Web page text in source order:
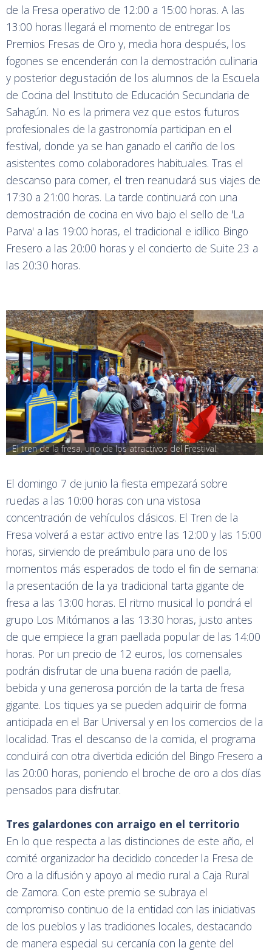
de la Fresa operativo de 12:00 a 15:00 horas. A las
13:00 horas llegará el momento de entregar los
Premios Fresas de Oro y, media hora después, los
fogones se encenderán con la demostración culinaria
y posterior degustación de los alumnos de la Escuela
de Cocina del Instituto de Educación Secundaria de
Sahagún. No es la primera vez que estos futuros
profesionales de la gastronomía participan en el
festival, donde ya se han ganado el cariño de los
asistentes como colaboradores habituales. Tras el
descanso para comer, el tren reanudará sus viajes de
17:30 a 21:00 horas. La tarde continuará con una
demostración de cocina en vivo bajo el sello de 'La
Parva' a las 19:00 horas, el tradicional e idílico Bingo
Fresero a las 20:00 horas y el concierto de Suite 23 a
las 20:30 horas.
El tren de la fresa, uno de los atractivos del Frestival
El domingo 7 de junio la fiesta empezará sobre
ruedas a las 10:00 horas con una vistosa
concentración de vehículos clásicos. El Tren de la
Fresa volverá a estar activo entre las 12:00 y las 15:00
horas, sirviendo de preámbulo para uno de los
momentos más esperados de todo el fin de semana:
la presentación de la ya tradicional tarta gigante de
fresa a las 13:00 horas. El ritmo musical lo pondrá el
grupo Los Mitómanos a las 13:30 horas, justo antes
de que empiece la gran paellada popular de las 14:00
horas. Por un precio de 12 euros, los comensales
podrán disfrutar de una buena ración de paella,
bebida y una generosa porción de la tarta de fresa
gigante. Los tiques ya se pueden adquirir de forma
anticipada en el Bar Universal y en los comercios de la
localidad. Tras el descanso de la comida, el programa
concluirá con otra divertida edición del Bingo Fresero a
las 20:00 horas, poniendo el broche de oro a dos días
pensados para disfrutar.
Tres galardones con arraigo en el territorio
En lo que respecta a las distinciones de este año, el
comité organizador ha decidido conceder la Fresa de
Oro a la difusión y apoyo al medio rural a Caja Rural
de Zamora. Con este premio se subraya el
compromiso continuo de la entidad con las iniciativas
de los pueblos y las tradiciones locales, destacando
de manera especial su cercanía con la gente del